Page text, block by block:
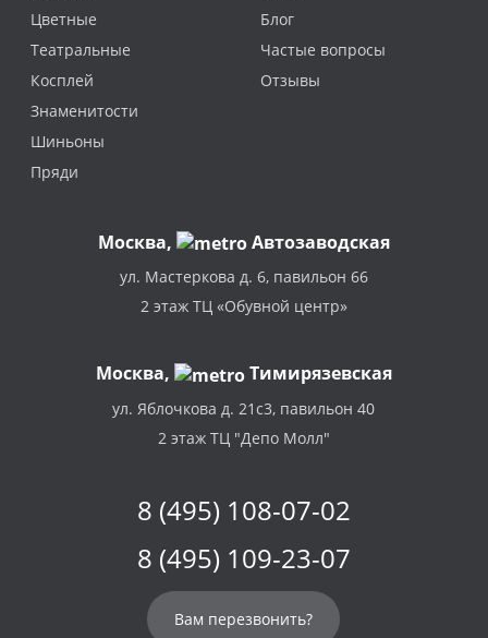
Цветные
Театральные
Косплей
Знаменитости
Шиньоны
Пряди
Блог
Частые вопросы
Отзывы
Москва, Автозаводская
ул. Мастеркова д. 6, павильон 66
2 этаж ТЦ «Обувной центр»
Москва, Тимирязевская
ул. Яблочкова д. 21с3, павильон 40
2 этаж ТЦ "Депо Молл"
8 (495) 108-07-02
8 (495) 109-23-07
Вам перезвонить?